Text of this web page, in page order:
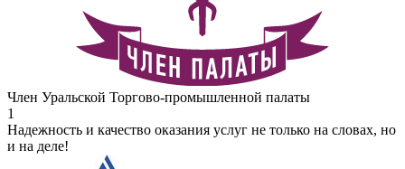
Член Уральской Торгово-промышленной палаты
1
Надежность и качество оказания услуг не только на словах, но
и на деле!